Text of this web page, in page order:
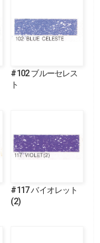
#102 ブルーセレス
ト
#117 バイオレット
(2)